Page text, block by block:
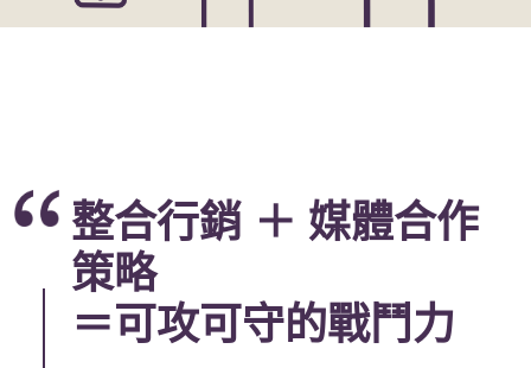
整合行銷 ＋ 媒體合作
策略
＝可攻可守的戰鬥力